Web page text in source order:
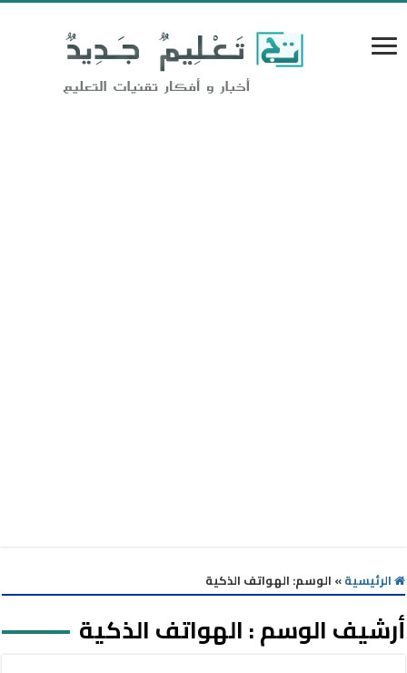
الرئيسية» الوسم: الهواتف الذكية
أرشيف الوسم :الهواتف الذكية